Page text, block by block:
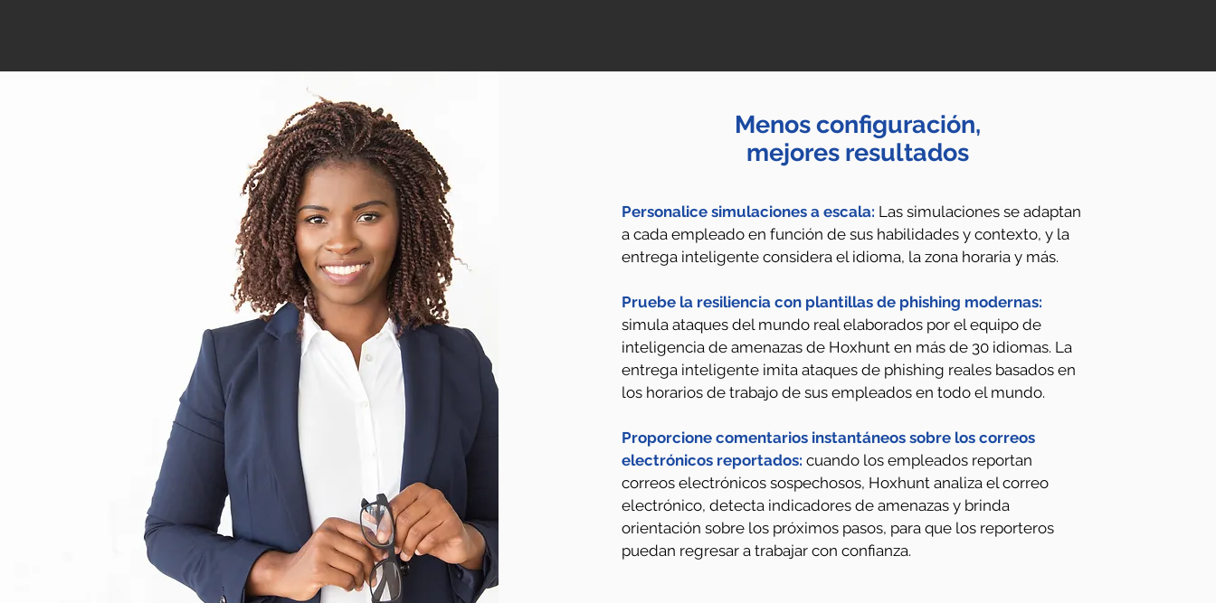
Menos configuración,
mejores resultados
Personalice simulaciones a escala: Las simulaciones se adaptan
a cada empleado en función de sus habilidades y contexto, y la
entrega inteligente considera el idioma, la zona horaria y más.
Pruebe la resiliencia con plantillas de phishing modernas:
simula ataques del mundo real elaborados por el equipo de
inteligencia de amenazas de Hoxhunt en más de 30 idiomas. La
entrega inteligente imita ataques de phishing reales basados ​​en
los horarios de trabajo de sus empleados en todo el mundo.
Proporcione comentarios instantáneos sobre los correos
electrónicos reportados: cuando los empleados reportan
correos electrónicos sospechosos, Hoxhunt analiza el correo
electrónico, detecta indicadores de amenazas y brinda
orientación sobre los próximos pasos, para que los reporteros
puedan regresar a trabajar con confianza.